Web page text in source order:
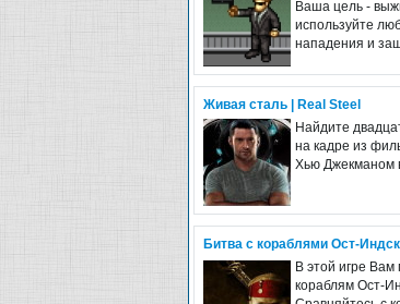
Ваша цель -
используйте
нападения и
Живая сталь | Real Steel
Найдите
на кадре из
Хью Джекманом
Битва с кораблями Ост-
В этой игре Вам
кораблям Ост-